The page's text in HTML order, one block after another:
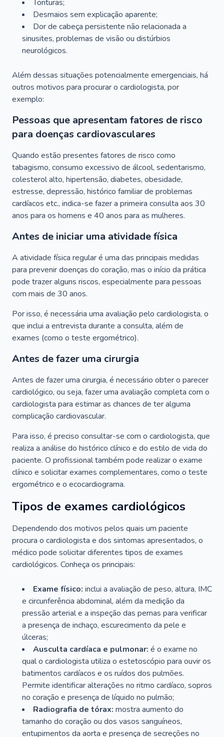
Tonturas;
Desmaios sem explicação aparente;
Dor de cabeça persistente não relacionada a
sinusites, problemas de visão ou distúrbios
neurológicos.
Além dessas situações potencialmente emergenciais, há
outros motivos para procurar o cardiologista, por
exemplo:
Pessoas que apresentam fatores de risco
para doenças cardiovasculares
Quando estão presentes fatores de risco como
tabagismo, consumo excessivo de álcool, sedentarismo,
colesterol alto, hipertensão, diabetes, obesidade,
estresse, depressão, histórico familiar de problemas
cardíacos etc., indica-se fazer a primeira consulta aos 30
anos para os homens e 40 anos para as mulheres.
Antes de iniciar uma atividade física
A atividade física regular é uma das principais medidas
para prevenir doenças do coração, mas o início da prática
pode trazer alguns riscos, especialmente para pessoas
com mais de 30 anos.
Por isso, é necessária uma avaliação pelo cardiologista, o
que inclui a entrevista durante a consulta, além de
exames (como o teste ergométrico).
Antes de fazer uma cirurgia
Antes de fazer uma cirurgia, é necessário obter o parecer
cardiológico, ou seja, fazer uma avaliação completa com o
cardiologista para estimar as chances de ter alguma
complicação cardiovascular.
Para isso, é preciso consultar-se com o cardiologista, que
realiza a análise do histórico clínico e do estilo de vida do
paciente. O profissional também pode realizar o exame
clínico e solicitar exames complementares, como o teste
ergométrico e o ecocardiograma.
Tipos de exames cardiológicos
Dependendo dos motivos pelos quais um paciente
procura o cardiologista e dos sintomas apresentados, o
médico pode solicitar diferentes tipos de exames
cardiológicos. Conheça os principais:
Exame físico: inclui a avaliação de peso, altura, IMC
e circunferência abdominal, além da medição da
pressão arterial e a inspeção das pernas para verificar
a presença de inchaço, escurecimento da pele e
úlceras;
Ausculta cardíaca e pulmonar: é o exame no
qual o cardiologista utiliza o estetoscópio para ouvir os
batimentos cardíacos e os ruídos dos pulmões.
Permite identificar alterações no ritmo cardíaco, sopros
no coração e presença de líquido no pulmão;
Radiografia de tórax: mostra aumento do
tamanho do coração ou dos vasos sanguíneos,
entupimentos da aorta e presença de secreções no